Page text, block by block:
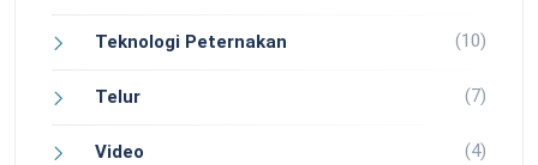
Teknologi Peternakan (10)
Telur (7)
Video (4)